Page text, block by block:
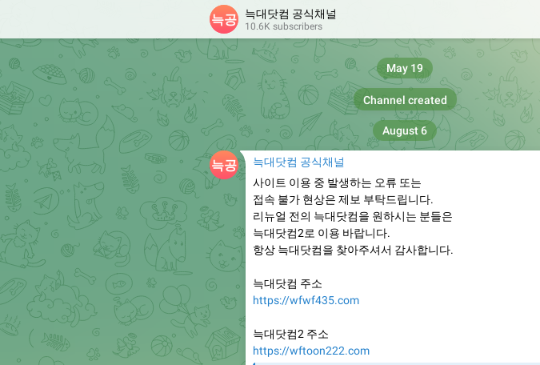
늑대닷컴 공식채널
10.6K subscribers
Channel created
May 19
늑대닷컴 공식채널
사이트 이용 중 발생하는 오류 또는
접속 불가 현상은 제보 부탁드립니다.
리뉴얼 전의 늑대닷컴을 원하시는 분들은
늑대닷컴2로 이용 바랍니다.
항상 늑대닷컴을 찾아주셔서 감사합니다.
늑대닷컴 주소
https://wfwf435.com
늑대닷컴2 주소
https://wftoon222.com
August 6